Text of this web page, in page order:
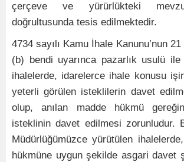
çerçeve ve yürürlükteki
doğrultusunda tesis edilmektedir.
4734 sayılı Kamu İhale Kanunu’nun
(b) bendi uyarınca pazarlık usulü
ihalelerde, idarelerce ihale konusu
yeterli görülen isteklilerin davet
olup, anılan madde hükmü
isteklinin davet edilmesi zorunludur.
Müdürlüğümüzce yürütülen
hükmüne uygun şekilde asgari davet